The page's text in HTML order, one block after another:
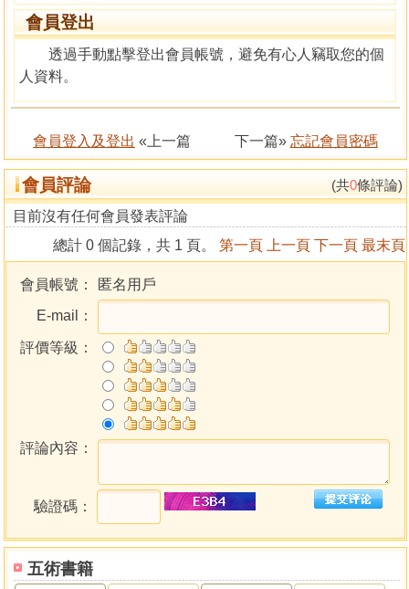
五術書籍
會員登出
透過手動點擊登出會員帳號，避免有心人竊取您的個
人資料。
會員登入及登出 «上一篇 下一篇» 忘記會員密碼
會員評論 (共0條評論)
目前沒有任何會員發表評論
總計 0 個記錄，共 1 頁。 第一頁 上一頁 下一頁 最末頁
會員帳號：
匿名用戶
E-mail：
評價等級：
評論內容：
驗證碼：